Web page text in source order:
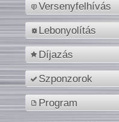
Versenyfelhívás
Lebonyolítás
Díjazás
Szponzorok
Program